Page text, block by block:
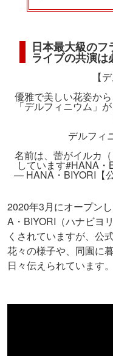
日本最大級のフ
ライブの共演
【
優雅で美しい花姿か
「デルフィニウム」
デルフィ
名前は、蕾がイルカ
しています#HANA・
— HANA・BIYORI【
2020年3月にオープン
A・BIYORI（ハナビヨ
くされていますが、公
花々の様子や、同園に
日々伝えられています。